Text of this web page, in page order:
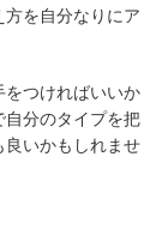
を自分なりにア
をつければいいか
自分のタイプを把
良いかもしれませ